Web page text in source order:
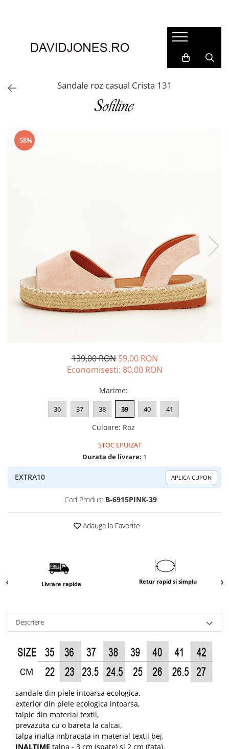
Accesorii
Genti din piele
Incaltaminte
Sandale roz casual Crista 131
-58%
139,00 RON 59,00 RON
Economisesti: 80,00 RON
Marime:
36 37 38 39 40 41
Culoare: Roz
STOC EPUIZAT
Durata de livrare: 1
EXTRA10 APLICA CUPON
Cod Produs: B-6915PINK-39
Adauga la Favorite
Livrare rapida Retur rapid si simplu
Descriere
sandale din piele intoarsa ecologica,
exterior din piele ecologica intoarsa,
talpic din material textil,
prevazuta cu o bareta la calcai,
talpa inalta imbracata in material textil bej,
INALTIME talpa - 3 cm (spate) si 2 cm (fata),